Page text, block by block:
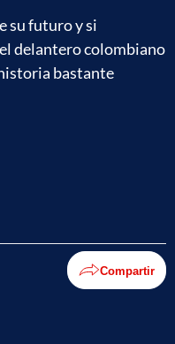
su futuro y si
delantero colombiano
bastante
Compartir